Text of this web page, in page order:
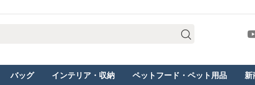
バッグ インテリア・収納 ペットフード・ペット用品 新